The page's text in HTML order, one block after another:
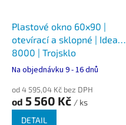
Plastové okno 60x90 |
otevírací a sklopné | Ideal
8000 | Trojsklo
Na objednávku 9 - 16 dnů
od 4 595,04 Kč bez DPH
od 5 560 Kč / ks
DETAIL